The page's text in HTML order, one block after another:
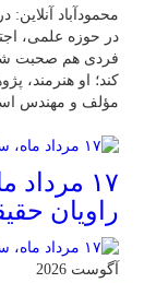
محمودآباد
در حوزه علمی،
فردی هم صحبت
کند؛ او هنرمند،
مؤلف و مهندس
۱۷
راویان
آگوست 2026